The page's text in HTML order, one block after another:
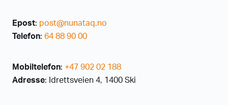
Epost: post@nunataq.no
Telefon: 64 88 90 00
Mobiltelefon: +47 902 02 188
Adresse: Idrettsveien 4, 1400 Ski